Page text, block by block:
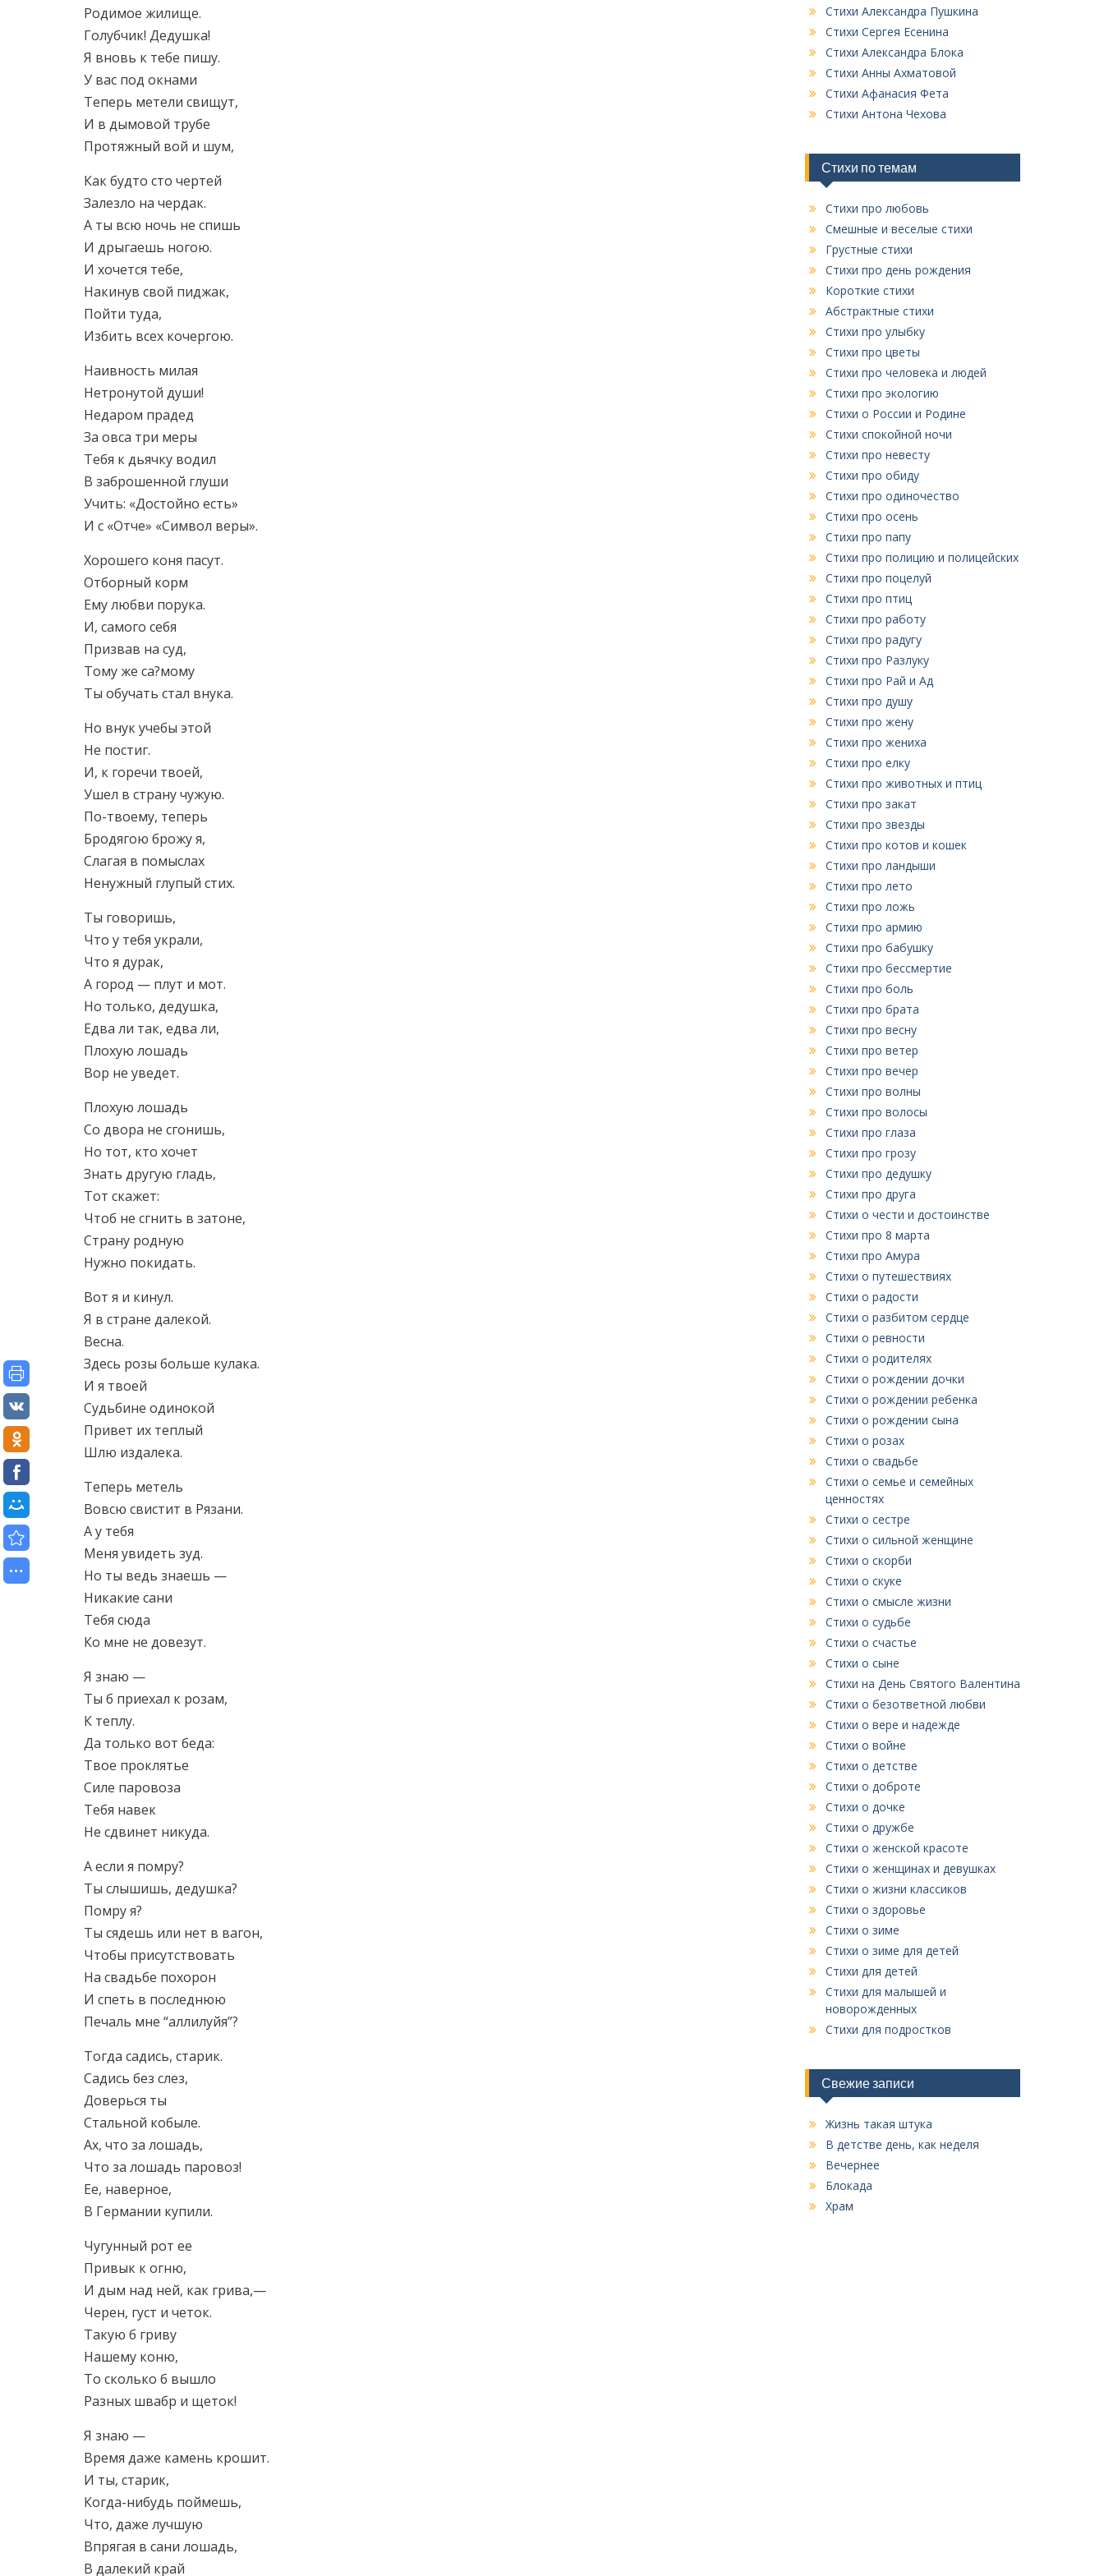
Родимое жилище.
Голубчик! Дедушка!
Я вновь к тебе пишу.
У вас под окнами
Теперь метели свищут,
И в дымовой трубе
Протяжный вой и шум,
Как будто сто чертей
Залезло на чердак.
А ты всю ночь не спишь
И дрыгаешь ногою.
И хочется тебе,
Накинув свой пиджак,
Пойти туда,
Избить всех кочергою.
Наивность милая
Нетронутой души!
Недаром прадед
За овса три меры
Тебя к дьячку водил
В заброшенной глуши
Учить: «Достойно есть»
И с «Отче» «Символ веры».
Хорошего коня пасут.
Отборный корм
Ему любви порука.
И, самого себя
Призвав на суд,
Тому же са?мому
Ты обучать стал внука.
Но внук учебы этой
Не постиг.
И, к горечи твоей,
Ушел в страну чужую.
По-твоему, теперь
Бродягою брожу я,
Слагая в помыслах
Ненужный глупый стих.
Ты говоришь,
Что у тебя украли,
Что я дурак,
А город — плут и мот.
Но только, дедушка,
Едва ли так, едва ли,
Плохую лошадь
Вор не уведет.
Плохую лошадь
Со двора не сгонишь,
Но тот, кто хочет
Знать другую гладь,
Тот скажет:
Чтоб не сгнить в затоне,
Страну родную
Нужно покидать.
Вот я и кинул.
Я в стране далекой.
Весна.
Здесь розы больше кулака.
И я твоей
Судьбине одинокой
Привет их теплый
Шлю издалека.
Теперь метель
Вовсю свистит в Рязани.
А у тебя
Меня увидеть зуд.
Но ты ведь знаешь —
Никакие сани
Тебя сюда
Ко мне не довезут.
Я знаю —
Ты б приехал к розам,
К теплу.
Да только вот беда:
Твое проклятье
Силе паровоза
Тебя навек
Не сдвинет никуда.
А если я помру?
Ты слышишь, дедушка?
Помру я?
Ты сядешь или нет в вагон,
Чтобы присутствовать
На свадьбе похорон
И спеть в последнюю
Печаль мне “аллилуйя”?
Тогда садись, старик.
Садись без слез,
Доверься ты
Стальной кобыле.
Ах, что за лошадь,
Что за лошадь паровоз!
Ее, наверное,
В Германии купили.
Чугунный рот ее
Привык к огню,
И дым над ней, как грива,—
Черен, густ и четок.
Такую б гриву
Нашему коню,
То сколько б вышло
Разных швабр и щеток!
Я знаю —
Время даже камень крошит.
И ты, старик,
Когда-нибудь поймешь,
Что, даже лучшую
Впрягая в сани лошадь,
В далекий край
к
в
е
х
р
у
к
Стихи Александра Пушкина
Стихи Сергея Есенина
Стихи Александра Блока
Стихи Анны Ахматовой
Стихи Афанасия Фета
Стихи Антона Чехова
Стихи по темам
Стихи про любовь
Смешные и веселые стихи
Грустные стихи
Стихи про день рождения
Короткие стихи
Абстрактные стихи
Стихи про улыбку
Стихи про цветы
Стихи про человека и людей
Стихи про экологию
Стихи о России и Родине
Стихи спокойной ночи
Стихи про невесту
Стихи про обиду
Стихи про одиночество
Стихи про осень
Стихи про папу
Стихи про полицию и полицейских
Стихи про поцелуй
Стихи про птиц
Стихи про работу
Стихи про радугу
Стихи про Разлуку
Стихи про Рай и Ад
Стихи про душу
Стихи про жену
Стихи про жениха
Стихи про елку
Стихи про животных и птиц
Стихи про закат
Стихи про звезды
Стихи про котов и кошек
Стихи про ландыши
Стихи про лето
Стихи про ложь
Стихи про армию
Стихи про бабушку
Стихи про бессмертие
Стихи про боль
Стихи про брата
Стихи про весну
Стихи про ветер
Стихи про вечер
Стихи про волны
Стихи про волосы
Стихи про глаза
Стихи про грозу
Стихи про дедушку
Стихи про друга
Стихи о чести и достоинстве
Стихи про 8 марта
Стихи про Амура
Стихи о путешествиях
Стихи о радости
Стихи о разбитом сердце
Стихи о ревности
Стихи о родителях
Стихи о рождении дочки
Стихи о рождении ребенка
Стихи о рождении сына
Стихи о розах
Стихи о свадьбе
Стихи о семье и семейных
ценностях
Стихи о сестре
Стихи о сильной женщине
Стихи о скорби
Стихи о скуке
Стихи о смысле жизни
Стихи о судьбе
Стихи о счастье
Стихи о сыне
Стихи на День Святого Валентина
Стихи о безответной любви
Стихи о вере и надежде
Стихи о войне
Стихи о детстве
Стихи о доброте
Стихи о дочке
Стихи о дружбе
Стихи о женской красоте
Стихи о женщинах и девушках
Стихи о жизни классиков
Стихи о здоровье
Стихи о зиме
Стихи о зиме для детей
Стихи для детей
Стихи для малышей и
новорожденных
Стихи для подростков
Свежие записи
Жизнь такая штука
В детстве день, как неделя
Вечернее
Блокада
Храм